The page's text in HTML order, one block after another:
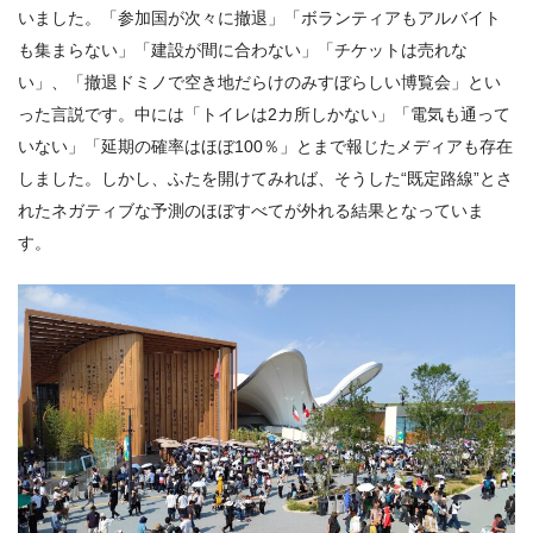
いました。「参加国が次々に撤退」「ボランティアもアルバイト
も集まらない」「建設が間に合わない」「チケットは売れな
い」、「撤退ドミノで空き地だらけのみすぼらしい博覧会」とい
った言説です。中には「トイレは2カ所しかない」「電気も通って
いない」「延期の確率はほぼ100％」とまで報じたメディアも存在
しました。しかし、ふたを開けてみれば、そうした“既定路線”とさ
れたネガティブな予測のほぼすべてが外れる結果となっていま
す。